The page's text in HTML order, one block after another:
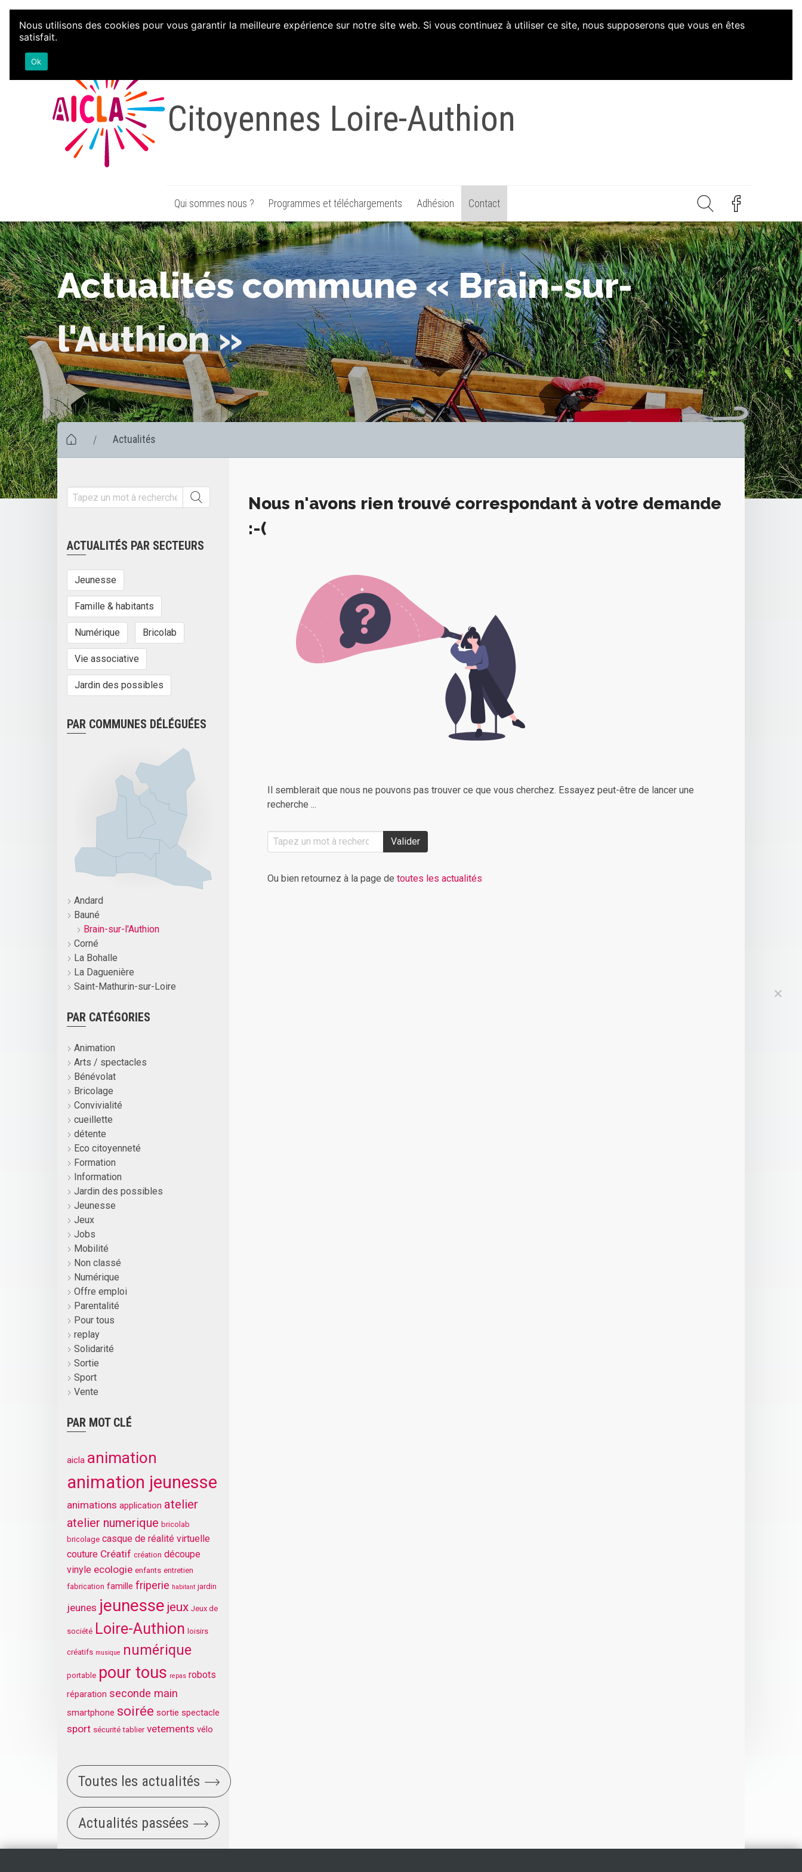
Aller au contenu
Citoyennes Loire-Authion
Qui sommes nous ? Programmes et téléchargements Adhésion Contact
Actualités commune « Brain-sur-
l'Authion »
/ Actualités
ACTUALITÉS PAR SECTEURS
Jeunesse
Famille & habitants
Numérique Bricolab
Vie associative
Jardin des possibles
PAR COMMUNES DÉLÉGUÉES
Andard
Bauné
Brain-sur-l'Authion
Corné
La Bohalle
La Daguenière
Saint-Mathurin-sur-Loire
PAR CATÉGORIES
Animation
Arts / spectacles
Bénévolat
Bricolage
Convivialité
cueillette
détente
Eco citoyenneté
Formation
Information
Jardin des possibles
Jeunesse
Jeux
Jobs
Mobilité
Non classé
Numérique
Offre emploi
Parentalité
Pour tous
replay
Solidarité
Sortie
Sport
Vente
PAR MOT CLÉ
aicla animation
animation jeunesse
animations application atelier
atelier numerique bricolab
bricolage casque de réalité virtuelle
couture Créatif création découpe
vinyle ecologie enfants entretien
fabrication famille friperie habitant jardin
jeunes jeunesse jeux Jeux de
société Loire-Authion loisirs
créatifs musique numérique
portable pour tous repas robots
réparation seconde main
smartphone soirée sortie spectacle
sport sécurité tablier vetements vélo
Toutes les actualités
Actualités passées
Nous n'avons rien trouvé correspondant à votre demande
:-(
Il semblerait que nous ne pouvons pas trouver ce que vous cherchez. Essayez peut-être de lancer une
recherche ...
Valider
Ou bien retournez à la page de toutes les actualités
Nous utilisons des cookies pour vous garantir la meilleure expérience sur notre site web. Si vous continuez à utiliser ce site, nous supposerons que vous en êtes
satisfait.
Ok